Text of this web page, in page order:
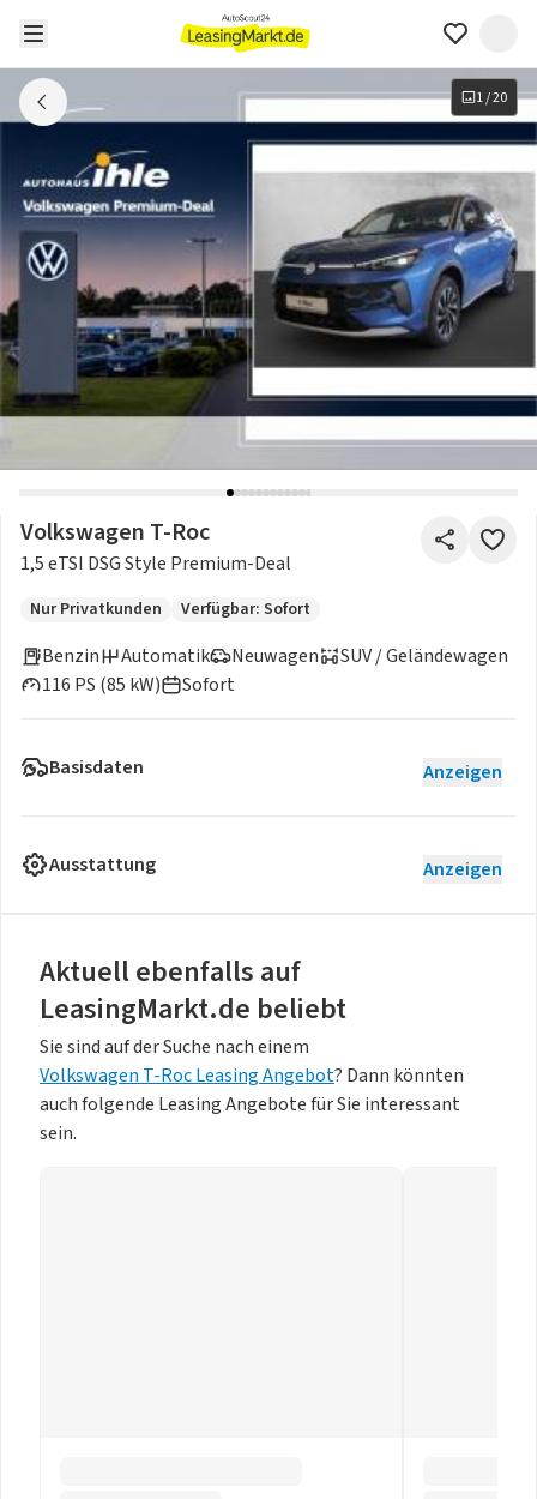
1/20
Volkswagen T-Roc
1,5 eTSI DSG Style Premium-Deal
Nur Privatkunden Verfügbar: Sofort
Benzin
Neuwagen
116 PS (85 kW)
Automatik
SUV / Geländewagen
Sofort
Basisdaten Anzeigen
Ausstattung Anzeigen
Aktuell ebenfalls auf
LeasingMarkt.de beliebt
Sie sind auf der Suche nach einem
Volkswagen T-Roc Leasing Angebot? Dann könnten
auch folgende Leasing Angebote für Sie interessant
sein.